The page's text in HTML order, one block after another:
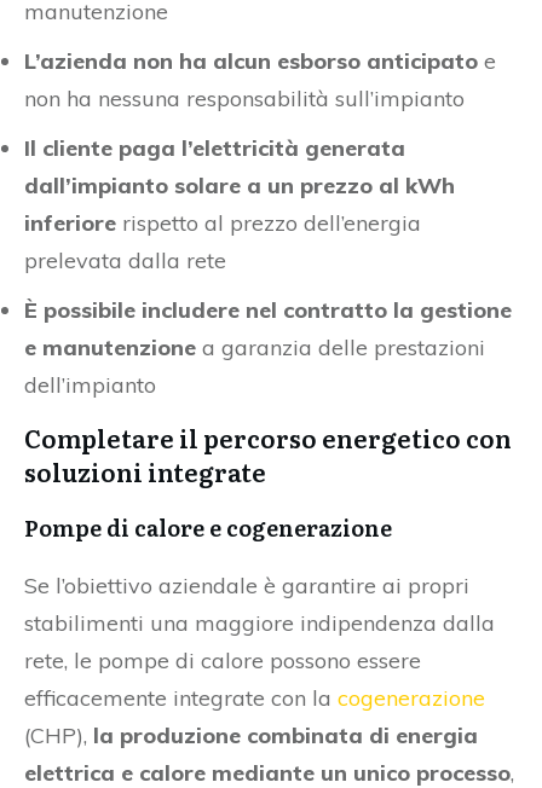
manutenzione
L’azienda non ha alcun esborso anticipato e
non ha nessuna responsabilità sull’impianto
Il cliente paga l’elettricità generata
dall’impianto solare a un prezzo al kWh
inferiore rispetto al prezzo dell’energia
prelevata dalla rete
È possibile includere nel contratto la gestione
e manutenzione a garanzia delle prestazioni
dell’impianto
Completare il percorso energetico con
soluzioni integrate
Pompe di calore e cogenerazione
Se l’obiettivo aziendale è garantire ai propri
stabilimenti una maggiore indipendenza dalla
rete, le pompe di calore possono essere
efficacemente integrate con la cogenerazione
(CHP), la produzione combinata di energia
elettrica e calore mediante un unico processo,